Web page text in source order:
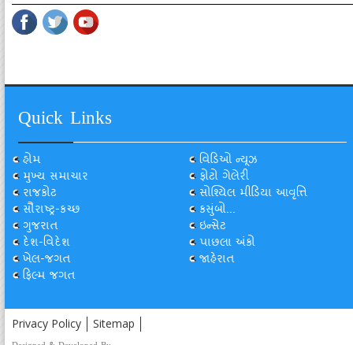
Quick Links
હોમ
મુખ્ય સમાચાર
રાજકોટ
સૌરાષ્ટ્ર-કચ્છ
ગુજરાત
દેશ-વિદેશ
ખેલ-જગત
ફિલ્મ જગત
વિડિઓ ન્યૂઝ
ફોટો ગેલેરી
સોશ્યિલ મીડિયા આવૃત્તિ
કસુંબો...
ઇન્સેટ
પાછલા અંકો
જાહેરાત
Privacy Policy Sitemap